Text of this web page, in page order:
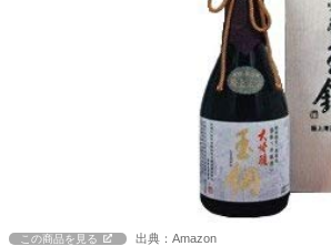
この商品を見る 出典：Amazon